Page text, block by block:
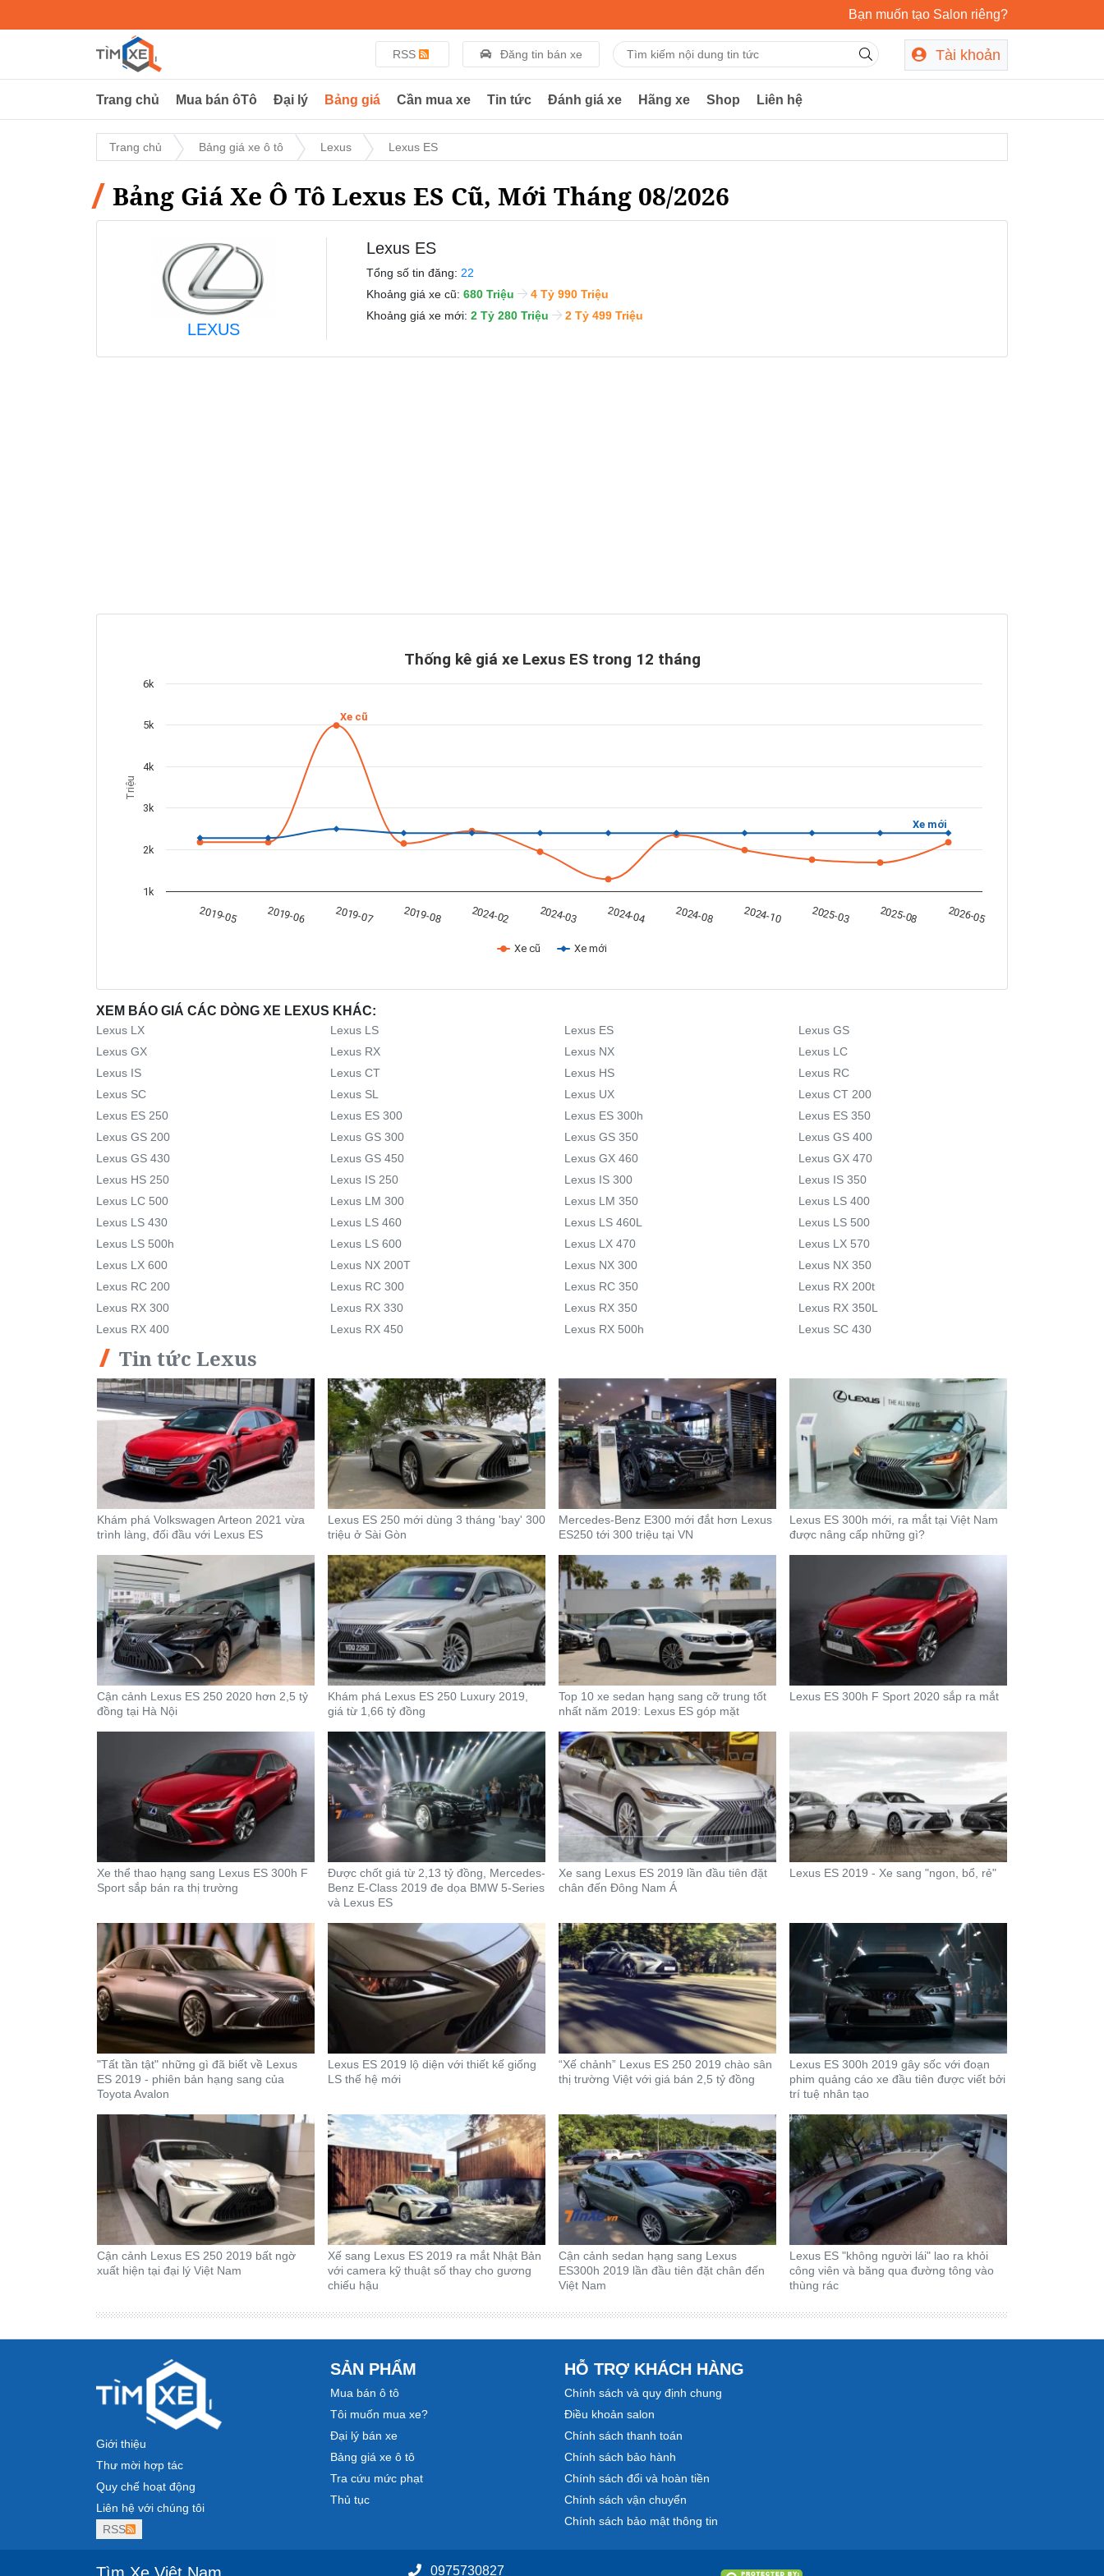
Bạn muốn tạo Salon riêng?
RSS Đăng tin bán xe Tài khoản
Trang chủ Mua bán ôTô Đại lý Bảng giá Cần mua xe Tin tức Đánh giá xe Hãng xe Shop Liên hệ
Trang chủ Bảng giá xe ô tô Lexus Lexus ES
Bảng Giá Xe Ô Tô Lexus ES Cũ, Mới Tháng 08/2026
LEXUS
Lexus ES
Tổng số tin đăng: 22
Khoảng giá xe cũ: 680 Triệu
4 Tỷ 990 Triệu
Khoảng giá xe mới: 2 Tỷ 280 Triệu 2 Tỷ 499 Triệu
Triệu
Xe cũ
Xe mới
Thống kê giá xe Lexus ES trong 12 tháng
Xe cũ Xe mới
2019-05 2019-06 2019-07 2019-08 2024-02 2024-03 2024-04 2024-08 2024-10 2025-03 2025-08 2026-05
1k
2k
3k
4k
5k
6k
XEM BÁO GIÁ CÁC DÒNG XE LEXUS KHÁC:
Lexus LX Lexus LS Lexus ES
Lexus GS
Lexus GX
Lexus RX Lexus NX
Lexus LC
Lexus IS
Lexus CT Lexus HS
Lexus RC
Lexus SC
Lexus SL Lexus UX
Lexus CT 200
Lexus ES 250
Lexus ES 300 Lexus ES 300h
Lexus ES 350
Lexus GS 200
Lexus GS 300 Lexus GS 350
Lexus GS 400
Lexus GS 430
Lexus GS 450 Lexus GX 460
Lexus GX 470
Lexus HS 250
Lexus IS 250 Lexus IS 300
Lexus IS 350
Lexus LC 500
Lexus LM 300 Lexus LM 350
Lexus LS 400
Lexus LS 430
Lexus LS 460 Lexus LS 460L
Lexus LS 500
Lexus LS 500h
Lexus LS 600 Lexus LX 470
Lexus LX 570
Lexus LX 600
Lexus NX 200T Lexus NX 300
Lexus NX 350
Lexus RC 200
Lexus RC 300 Lexus RC 350
Lexus RX 200t
Lexus RX 300
Lexus RX 330 Lexus RX 350
Lexus RX 350L
Lexus RX 400
Lexus RX 450 Lexus RX 500h Lexus SC 430
Tin tức Lexus
Khám phá Volkswagen Arteon 2021 vừa
trình làng, đối đầu với Lexus ES
Lexus ES 250 mới dùng 3 tháng 'bay' 300
triệu ở Sài Gòn
Mercedes-Benz E300 mới đắt hơn Lexus
ES250 tới 300 triệu tại VN
Lexus ES 300h mới, ra mắt tại Việt Nam
được nâng cấp những gì?
Cận cảnh Lexus ES 250 2020 hơn 2,5 tỷ
đồng tại Hà Nội
Khám phá Lexus ES 250 Luxury 2019,
giá từ 1,66 tỷ đồng
Top 10 xe sedan hạng sang cỡ trung tốt
nhất năm 2019: Lexus ES góp mặt
Lexus ES 300h F Sport 2020 sắp ra mắt
Xe thể thao hạng sang Lexus ES 300h F
Sport sắp bán ra thị trường
Được chốt giá từ 2,13 tỷ đồng, Mercedes-
Benz E-Class 2019 đe dọa BMW 5-Series
và Lexus ES
Xe sang Lexus ES 2019 lần đầu tiên đặt
chân đến Đông Nam Á
Lexus ES 2019 - Xe sang "ngon, bổ, rẻ"
"Tất tần tật" những gì đã biết về Lexus
ES 2019 - phiên bản hạng sang của
Toyota Avalon
Lexus ES 2019 lộ diện với thiết kế giống
LS thế hệ mới
“Xế chảnh” Lexus ES 250 2019 chào sân
thị trường Việt với giá bán 2,5 tỷ đồng
Lexus ES 300h 2019 gây sốc với đoạn
phim quảng cáo xe đầu tiên được viết bởi
trí tuệ nhân tạo
Cận cảnh Lexus ES 250 2019 bất ngờ
xuất hiện tại đại lý Việt Nam
Xế sang Lexus ES 2019 ra mắt Nhật Bản
với camera kỹ thuật số thay cho gương
chiếu hậu
Cận cảnh sedan hạng sang Lexus
ES300h 2019 lần đầu tiên đặt chân đến
Việt Nam
Lexus ES "không người lái" lao ra khỏi
công viên và băng qua đường tông vào
thùng rác
Giới thiệu
Thư mời hợp tác
Quy chế hoạt động
Liên hệ với chúng tôi
RSS
SẢN PHẨM
Mua bán ô tô
Tôi muốn mua xe?
Đại lý bán xe
Bảng giá xe ô tô
Tra cứu mức phạt
Thủ tục
HỖ TRỢ KHÁCH HÀNG
Chính sách và quy định chung
Điều khoản salon
Chính sách thanh toán
Chính sách bảo hành
Chính sách đổi và hoàn tiền
Chính sách vận chuyển
Chính sách bảo mật thông tin
0975730827